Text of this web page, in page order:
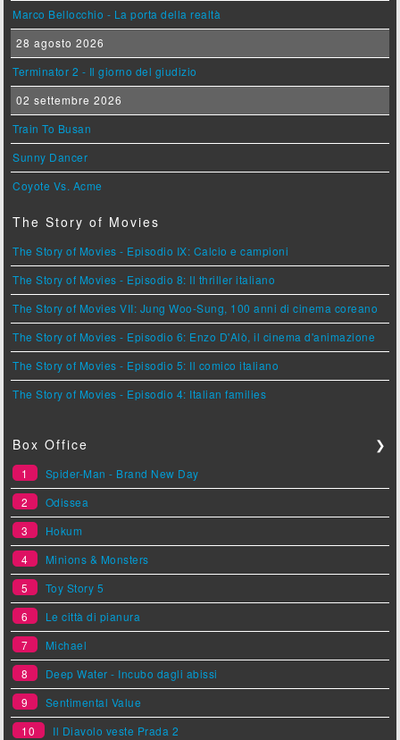
Marco Bellocchio - La porta della realtà
28 agosto 2026
Terminator 2 - Il giorno del giudizio
02 settembre 2026
Train To Busan
Sunny Dancer
Coyote Vs. Acme
The Story of Movies
The Story of Movies - Episodio IX: Calcio e campioni
The Story of Movies - Episodio 8: Il thriller italiano
The Story of Movies VII: Jung Woo-Sung, 100 anni di cinema coreano
The Story of Movies - Episodio 6: Enzo D'Alò, il cinema d'animazione
The Story of Movies - Episodio 5: Il comico italiano
The Story of Movies - Episodio 4: Italian families
Box Office ❯
1
Spider-Man - Brand New Day
2
Odissea
3
Hokum
4
Minions & Monsters
5
Toy Story 5
6
Le città di pianura
7
Michael
8
Deep Water - Incubo dagli abissi
9
Sentimental Value
10
Il Diavolo veste Prada 2